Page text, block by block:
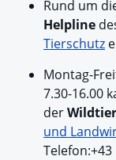
Rund um
Helpline
Tierschutz
Montag-
7.30-16.00
der
und
Telefon:+43